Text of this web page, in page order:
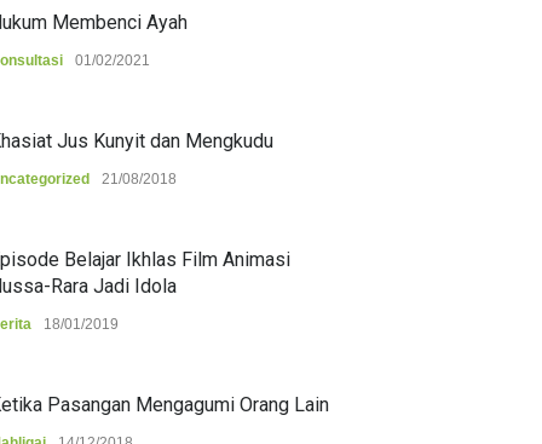
Membenci Ayah
01/02/2021
Jus Kunyit dan Mengkudu
21/08/2018
Belajar Ikhlas Film Animasi
Rara Jadi Idola
18/01/2019
Pasangan Mengagumi Orang Lain